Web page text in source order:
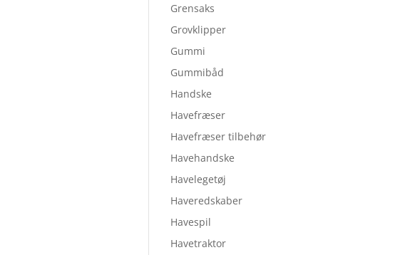
Grensaks
Grovklipper
Gummi
Gummibåd
Handske
Havefræser
Havefræser tilbehør
Havehandske
Havelegetøj
Haveredskaber
Havespil
Havetraktor